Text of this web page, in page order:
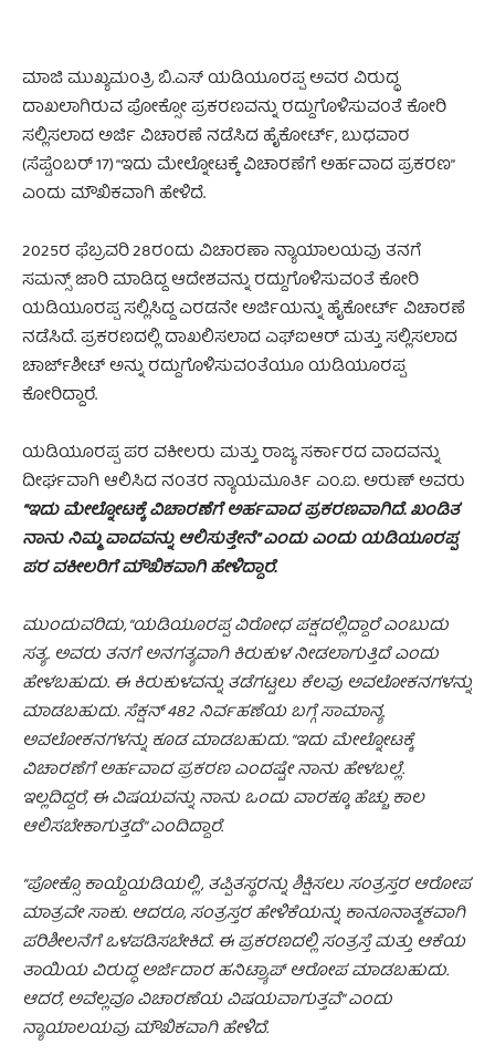
ಮಾಜಿ ಮುಖ್ಯಮಂತ್ರಿ ಬಿ.ಎಸ್ ಯಡಿಯೂರಪ್ಪ ಅವರ ವಿರುದ್ಧ
ದಾಖಲಾಗಿರುವ ಪೋಕ್ಸೋ ಪ್ರಕರಣವನ್ನು ರದ್ದುಗೊಳಿಸುವಂತೆ ಕೋರಿ
ಸಲ್ಲಿಸಲಾದ ಅರ್ಜಿ ವಿಚಾರಣೆ ನಡೆಸಿದ ಹೈಕೋರ್ಟ್, ಬುಧವಾರ
(ಸೆಪ್ಟೆಂಬರ್ 17) “ಇದು ಮೇಲ್ನೋಟಕ್ಕೆ ವಿಚಾರಣೆಗೆ ಅರ್ಹವಾದ ಪ್ರಕರಣ”
ಎಂದು ಮೌಖಿಕವಾಗಿ ಹೇಳಿದೆ.
2025ರ ಫೆಬ್ರವರಿ 28ರಂದು ವಿಚಾರಣಾ ನ್ಯಾಯಾಲಯವು ತನಗೆ
ಸಮನ್ಸ್ ಜಾರಿ ಮಾಡಿದ್ದ ಆದೇಶವನ್ನು ರದ್ದುಗೊಳಿಸುವಂತೆ ಕೋರಿ
ಯಡಿಯೂರಪ್ಪ ಸಲ್ಲಿಸಿದ್ದ ಎರಡನೇ ಅರ್ಜಿಯನ್ನು ಹೈಕೋರ್ಟ್ ವಿಚಾರಣೆ
ನಡೆಸಿದೆ. ಪ್ರಕರಣದಲ್ಲಿ ದಾಖಲಿಸಲಾದ ಎಫ್‌ಐಆರ್ ಮತ್ತು ಸಲ್ಲಿಸಲಾದ
ಚಾರ್ಜ್‌ಶೀಟ್ ಅನ್ನು ರದ್ದುಗೊಳಿಸುವಂತೆಯೂ ಯಡಿಯೂರಪ್ಪ
ಕೋರಿದ್ದಾರೆ.
ಯಡಿಯೂರಪ್ಪ ಪರ ವಕೀಲರು ಮತ್ತು ರಾಜ್ಯ ಸರ್ಕಾರದ ವಾದವನ್ನು
ದೀರ್ಘವಾಗಿ ಆಲಿಸಿದ ನಂತರ ನ್ಯಾಯಮೂರ್ತಿ ಎಂ.ಐ. ಅರುಣ್ ಅವರು
“ಇದು ಮೇಲ್ನೋಟಕ್ಕೆ ವಿಚಾರಣೆಗೆ ಅರ್ಹವಾದ ಪ್ರಕರಣವಾಗಿದೆ. ಖಂಡಿತ
ನಾನು ನಿಮ್ಮ ವಾದವನ್ನು ಆಲಿಸುತ್ತೇನೆ” ಎಂದು ಎಂದು ಯಡಿಯೂರಪ್ಪ
ಪರ ವಕೀಲರಿಗೆ ಮೌಖಿಕವಾಗಿ ಹೇಳಿದ್ದಾರೆ.
ಮುಂದುವರಿದು, “ಯಡಿಯೂರಪ್ಪ ವಿರೋಧ ಪಕ್ಷದಲ್ಲಿದ್ದಾರೆ ಎಂಬುದು
ಸತ್ಯ. ಅವರು ತನಗೆ ಅನಗತ್ಯವಾಗಿ ಕಿರುಕುಳ ನೀಡಲಾಗುತ್ತಿದೆ ಎಂದು
ಹೇಳಬಹುದು. ಈ ಕಿರುಕುಳವನ್ನು ತಡೆಗಟ್ಟಲು ಕೆಲವು ಅವಲೋಕನಗಳನ್ನು
ಮಾಡಬಹುದು. ಸೆಕ್ಷನ್ 482 ನಿರ್ವಹಣೆಯ ಬಗ್ಗೆ ಸಾಮಾನ್ಯ
ಅವಲೋಕನಗಳನ್ನು ಕೂಡ ಮಾಡಬಹುದು. “ಇದು ಮೇಲ್ನೋಟಕ್ಕೆ
ವಿಚಾರಣೆಗೆ ಅರ್ಹವಾದ ಪ್ರಕರಣ ಎಂದಷ್ಟೇ ನಾನು ಹೇಳಬಲ್ಲೆ.
ಇಲ್ಲದಿದ್ದರೆ, ಈ ವಿಷಯವನ್ನು ನಾನು ಒಂದು ವಾರಕ್ಕೂ ಹೆಚ್ಚು ಕಾಲ
ಆಲಿಸಬೇಕಾಗುತ್ತದೆ” ಎಂದಿದ್ದಾರೆ.
“ಪೋಕ್ಸೊ ಕಾಯ್ದೆಯಡಿಯಲ್ಲಿ, ತಪ್ಪಿತಸ್ಥರನ್ನು ಶಿಕ್ಷಿಸಲು ಸಂತ್ರಸ್ತರ ಆರೋಪ
ಮಾತ್ರವೇ ಸಾಕು. ಆದರೂ, ಸಂತ್ರಸ್ತರ ಹೇಳಿಕೆಯನ್ನು ಕಾನೂನಾತ್ಮಕವಾಗಿ
ಪರಿಶೀಲನೆಗೆ ಒಳಪಡಿಸಬೇಕಿದೆ. ಈ ಪ್ರಕರಣದಲ್ಲಿ ಸಂತ್ರಸ್ತೆ ಮತ್ತು ಆಕೆಯ
ತಾಯಿಯ ವಿರುದ್ಧ ಅರ್ಜಿದಾರ ಹನಿಟ್ರ್ಯಾಪ್ ಆರೋಪ ಮಾಡಬಹುದು.
ಆದರೆ, ಅವೆಲ್ಲವೂ ವಿಚಾರಣೆಯ ವಿಷಯವಾಗುತ್ತವೆ” ಎಂದು
ನ್ಯಾಯಾಲಯವು ಮೌಖಿಕವಾಗಿ ಹೇಳಿದೆ.